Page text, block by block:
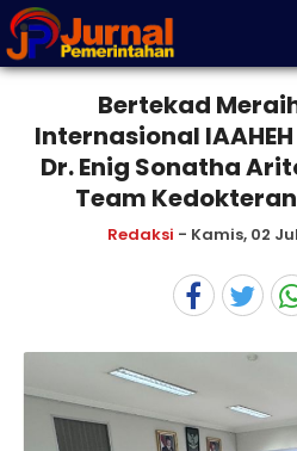
Bertekad
Internasional
Dr. Enig Sonatha
Team
Redaksi - Kamis, 02